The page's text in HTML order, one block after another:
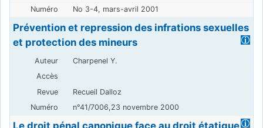
No 3-4, mars-avril 2001
Prévention et repression des infrations sexuelles
et protection des mineurs
Charpenel Y.
Recueil Dalloz
n°41/7006,23 novembre 2000
Le droit pénal canonique face au droit étatique